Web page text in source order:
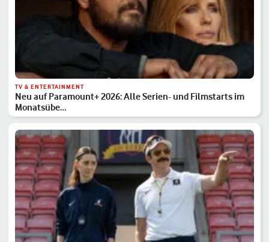
TV & ENTERTAINMENT
Neu auf Paramount+ 2026: Alle Serien- und Filmstarts im
Monatsübe…